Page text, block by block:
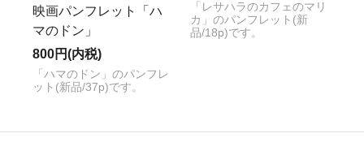
映画パンフレット「ハ
マのドン」
800円(内税)
「ハマのドン」のパンフレ
ット(新品/37p)です。
「レサハラのカフェのマリ
カ」のパンフレット(新
品/18p)です。